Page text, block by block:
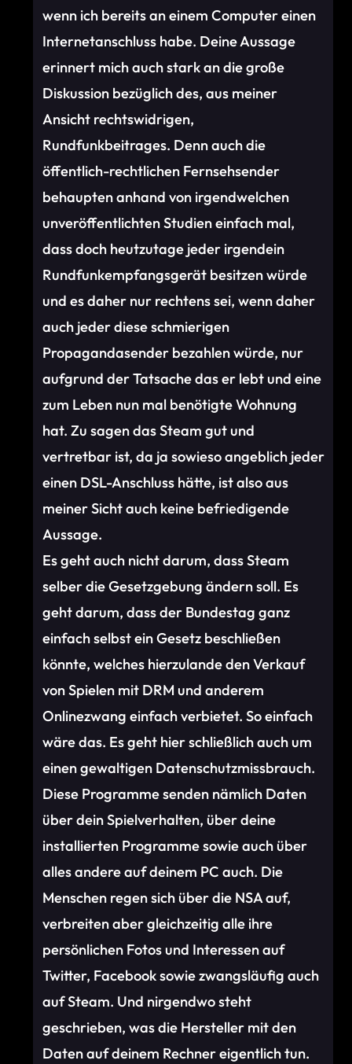
wenn ich bereits an einem Computer einen
Internetanschluss habe. Deine Aussage
erinnert mich auch stark an die große
Diskussion bezüglich des, aus meiner
Ansicht rechtswidrigen,
Rundfunkbeitrages. Denn auch die
öffentlich-rechtlichen Fernsehsender
behaupten anhand von irgendwelchen
unveröffentlichten Studien einfach mal,
dass doch heutzutage jeder irgendein
Rundfunkempfangsgerät besitzen würde
und es daher nur rechtens sei, wenn daher
auch jeder diese schmierigen
Propagandasender bezahlen würde, nur
aufgrund der Tatsache das er lebt und eine
zum Leben nun mal benötigte Wohnung
hat. Zu sagen das Steam gut und
vertretbar ist, da ja sowieso angeblich jeder
einen DSL-Anschluss hätte, ist also aus
meiner Sicht auch keine befriedigende
Aussage.
Es geht auch nicht darum, dass Steam
selber die Gesetzgebung ändern soll. Es
geht darum, dass der Bundestag ganz
einfach selbst ein Gesetz beschließen
könnte, welches hierzulande den Verkauf
von Spielen mit DRM und anderem
Onlinezwang einfach verbietet. So einfach
wäre das. Es geht hier schließlich auch um
einen gewaltigen Datenschutzmissbrauch.
Diese Programme senden nämlich Daten
über dein Spielverhalten, über deine
installierten Programme sowie auch über
alles andere auf deinem PC auch. Die
Menschen regen sich über die NSA auf,
verbreiten aber gleichzeitig alle ihre
persönlichen Fotos und Interessen auf
Twitter, Facebook sowie zwangsläufig auch
auf Steam. Und nirgendwo steht
geschrieben, was die Hersteller mit den
Daten auf deinem Rechner eigentlich tun.